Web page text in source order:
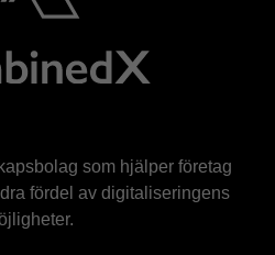
som hjälper företag
fördel av digitaliseringens